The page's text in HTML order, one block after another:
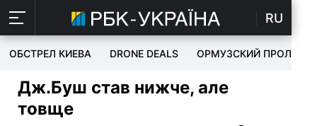
RU
ОБСТРЕЛ КИЕВА DRONE DEALS ОРМУЗСКИЙ ПРОЛИВ
Дж.Буш став нижче, але
товще